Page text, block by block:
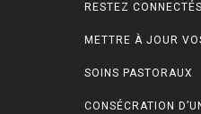
RESTEZ CONNECTÉS
METTRE À JOUR
SOINS PASTORAUX
CONSÉCRATION